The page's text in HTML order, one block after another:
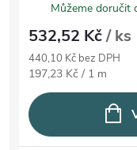
Můžeme doručit
532,52 Kč/ ks
440,10 Kč bez DPH
Měrná cena:
197,23 Kč / 1 m